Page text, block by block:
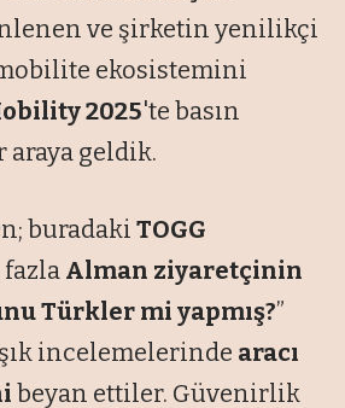
ve şirketin yenilikçi
ekosistemini
2025'te basın
araya geldik.
buradaki TOGG
Alman ziyaretçinin
Türkler mi yapmış?”
incelemelerinde aracı
beyan ettiler. Güvenirlik